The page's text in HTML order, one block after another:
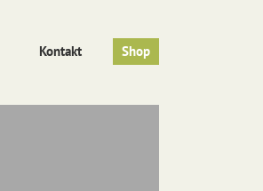
Kontakt Shop